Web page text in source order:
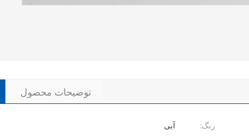
توضیحات محصول
رنگ:
آبی